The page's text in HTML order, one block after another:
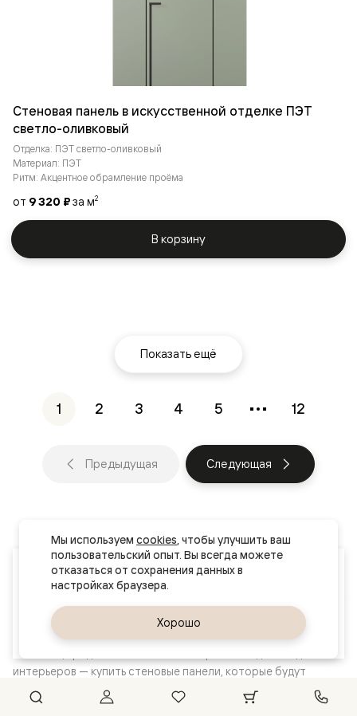
Ваш город
Ростов-на-Дону
Стеновая панель в искусственной отделке ПЭТ
светло-оливковый
Отделка: ПЭТ светло-оливковый
Материал: ПЭТ
Ритм: Акцентное обрамление проёма
от 9 320 ₽за м2
В корзину
Показать ещё
1 2 3 4 5 12
Предыдущая Следующая
интерьеров — купить стеновые панели, которые будут
гармонично сочетаться с межкомнатными дверями,
перегородками и плинтусами. Вы можете выбрать изделия
Мы используем cookies, чтобы улучшить ваш
пользовательский опыт. Вы всегда можете
отказаться от сохранения данных в
Хорошо